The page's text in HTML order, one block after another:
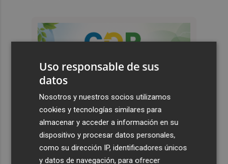
Uso responsable de sus
datos
Nosotros y nuestros socios utilizamos
cookies y tecnologías similares para
almacenar y acceder a información en su
dispositivo y procesar datos personales,
como su dirección IP, identificadores únicos
y datos de navegación, para ofrecer